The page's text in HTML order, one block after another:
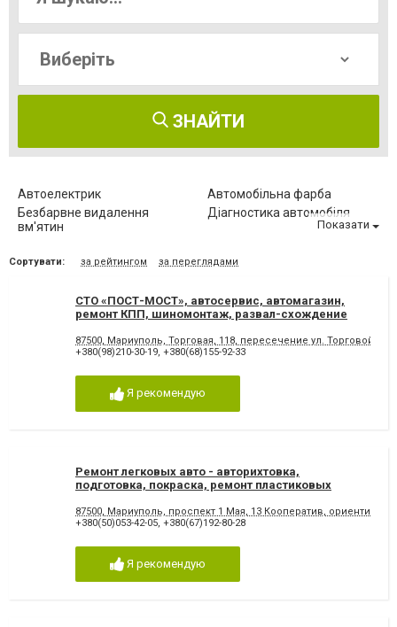
ЗНАЙТИ
Автоелектрик
Автомобільна фарба
Безбарвне видалення
вм'ятин
Діагностика автомобіля
Заправка автокондиціонерів
Комп'ютерна діагностика
Ремонт МКПП
Ремонт автомобілів
Ремонт бамперів
Ремонт вантажних авто
Ремонт двигуна
Ремонт кузова
Ремонт легкових авто
Ремонт стартерів та
Фарбування кузова
Показати
Сортувати: за рейтингом за переглядами
СТО «ПОСТ-МОСТ», автосервис, автомагазин,
ремонт КПП, шиномонтаж, развал-схождение
87500, Мариуполь, Торговая, 118, пересечение ул. Торговой и
+380(98)210-30-19, +380(68)155-92-33
Я рекомендую
Ремонт легковых авто - авторихтовка,
подготовка, покраска, ремонт пластиковых
87500, Мариуполь, проспект 1 Мая, 13 Кооператив, ориентир
+380(50)053-42-05, +380(67)192-80-28
Я рекомендую